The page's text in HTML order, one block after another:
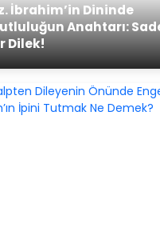
İbrahim’in Dininde
Anahtarı:
Dilek!